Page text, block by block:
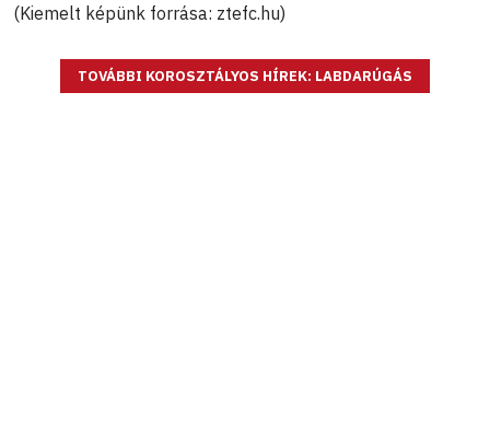
(Kiemelt képünk forrása: ztefc.hu)
TOVÁBBI KOROSZTÁLYOS HÍREK: LABDARÚGÁS